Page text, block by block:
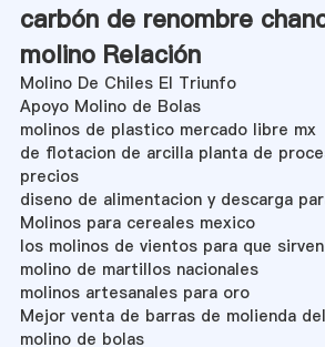
carbón de renombre
molino Relación
Molino De Chiles El Triunfo
Apoyo Molino de Bolas
molinos de plastico mercado libre mx
de flotacion de arcilla planta de
precios
diseno de alimentacion y descarga
Molinos para cereales mexico
los molinos de vientos para que sirven
molino de martillos nacionales
molinos artesanales para oro
Mejor venta de barras de molienda
molino de bolas